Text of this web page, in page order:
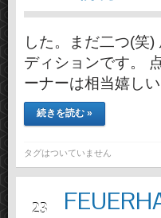
した。まだ二つ(笑
ディションです。
ーナーは相当嬉し
続きを読む »
タグはついていません
23